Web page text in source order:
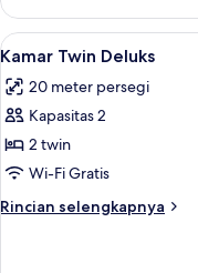
Kamar
Twin
Superior
Lihat
semua
foto
untuk
Kamar
Twin
Deluks
10
Kamar Twin Deluks
20 meter persegi
Kapasitas 2
2 twin
Wi-Fi Gratis
Rincian selengkapnya
Rincian